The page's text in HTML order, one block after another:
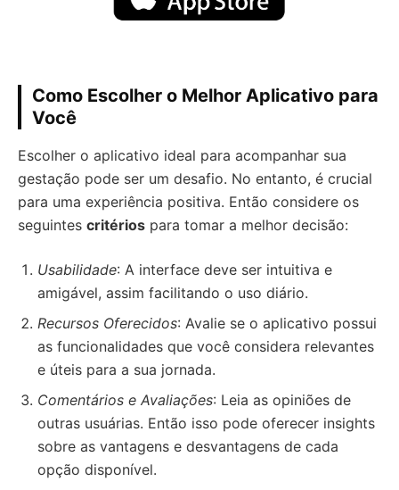
Como Escolher o Melhor Aplicativo para
Você
Escolher o aplicativo ideal para acompanhar sua
gestação pode ser um desafio. No entanto, é crucial
para uma experiência positiva. Então considere os
seguintes critérios para tomar a melhor decisão:
Usabilidade: A interface deve ser intuitiva e
amigável, assim facilitando o uso diário.
Recursos Oferecidos: Avalie se o aplicativo possui
as funcionalidades que você considera relevantes
e úteis para a sua jornada.
Comentários e Avaliações: Leia as opiniões de
outras usuárias. Então isso pode oferecer insights
sobre as vantagens e desvantagens de cada
opção disponível.